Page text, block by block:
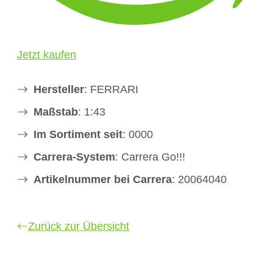
Jetzt kaufen
Hersteller: FERRARI
Maßstab: 1:43
Im Sortiment seit: 0000
Carrera-System: Carrera Go!!!
Artikelnummer bei Carrera: 20064040
Zurück zur Übersicht